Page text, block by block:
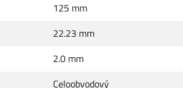
125 mm
22.23 mm
2.0 mm
Celoobvodový